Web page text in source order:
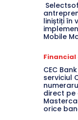
liniștiți în
Mobile
Financial
CEC
serviciul
direct pe
orice